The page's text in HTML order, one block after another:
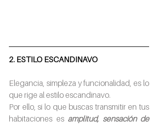
2. ESTILO ESCANDINAVO
Elegancia, simpleza y funcionalidad, es lo
que rige al estilo escandinavo.
Por ello, si lo que buscas transmitir en tus
habitaciones es amplitud, sensación de